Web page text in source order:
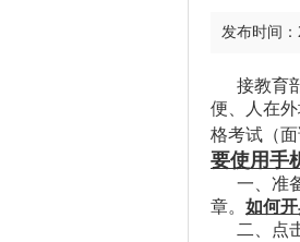
发布时间：
接教育部
便、人在
格考试（
要使用手
一、准备
章。 如何
二、点